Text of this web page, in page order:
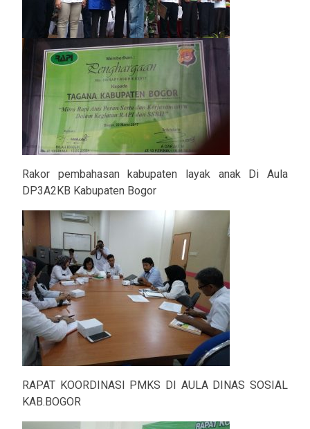
Rakor pembahasan kabupaten layak anak Di Aula
DP3A2KB Kabupaten Bogor
RAPAT KOORDINASI PMKS DI AULA DINAS SOSIAL
KAB.BOGOR